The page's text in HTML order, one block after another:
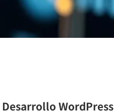
WordPress